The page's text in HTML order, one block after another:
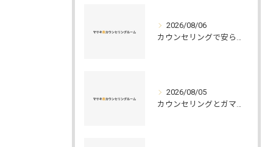
2026/08/06
カウンセリングで安らぐ空間を叶える安心と信頼のつくり方徹底解説
2026/08/05
カウンセリングとガマット選びの正解ガイド安心して相談できるポイントと実例解説